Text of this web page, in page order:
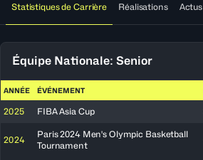
Statistiques de Carrière Réalisations Actus
Équipe Nationale: Senior
ANNÉE ÉVÉNEMENT
2025 FIBA Asia Cup
2024
Paris 2024 Men's Olympic Basketball
Tournament